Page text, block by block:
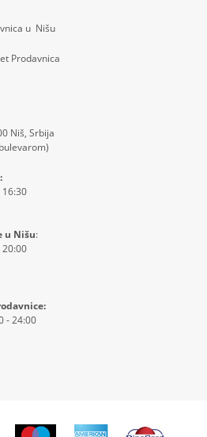
u Nišu
Prodavnica
Niš, Srbija
16:30
u Nišu:
20:00
- 24:00